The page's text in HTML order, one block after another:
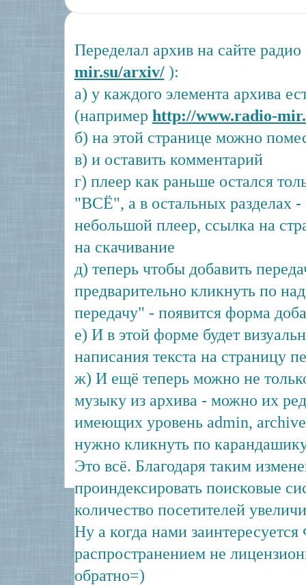
Переделал архив на сайте
mir.su/arxiv/):
а) у каждого элемента архива
(например http://www.radio-
б) на этой странице можно
в) и оставить комментарий
г) плеер как раньше остался
"ВСЁ", а в остальных разделах -
небольшой плеер, ссылка на
на скачивание
д) теперь чтобы добавить
предварительно кликнуть по
передачу" - появится форма
е) И в этой форме будет
написания текста на страницу
ж) И ещё теперь можно не
музыку из архива - можно их
имеющих уровень admin,
нужно кликнуть по
Это всё. Благодаря таким
проиндексировать поисковые
количество посетителей
Ну а когда нами
распространением не
обратно=)